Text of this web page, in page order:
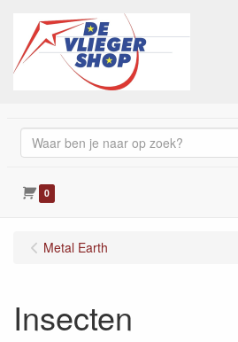
0
Metal Earth
Insecten